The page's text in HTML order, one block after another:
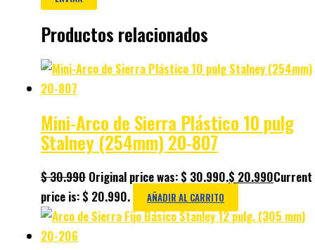
Productos relacionados
Mini-Arco de Sierra Plástico 10 pulg
Stalney (254mm) 20-807
$30.990 Original price was: $ 30.990.$ 20.990Current
price is: $ 20.990.
AÑADIR AL CARRITO